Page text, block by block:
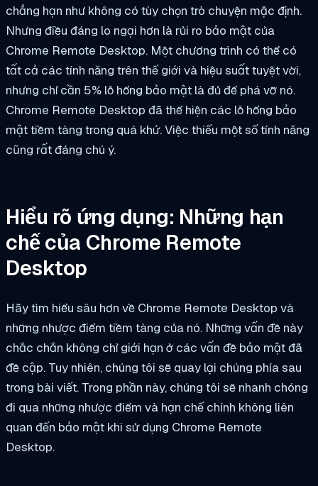
chẳng hạn như không có tùy chọn trò chuyện mặc định.
Nhưng điều đáng lo ngại hơn là rủi ro bảo mật của
Chrome Remote Desktop. Một chương trình có thể có
tất cả các tính năng trên thế giới và hiệu suất tuyệt vời,
nhưng chỉ cần 5% lỗ hổng bảo mật là đủ để phá vỡ nó.
Chrome Remote Desktop đã thể hiện các lỗ hổng bảo
mật tiềm tàng trong quá khứ. Việc thiếu một số tính năng
cũng rất đáng chú ý.
Hiểu rõ ứng dụng: Những hạn
chế của Chrome Remote
Desktop
Hãy tìm hiểu sâu hơn về Chrome Remote Desktop và
những nhược điểm tiềm tàng của nó. Những vấn đề này
chắc chắn không chỉ giới hạn ở các vấn đề bảo mật đã
đề cập. Tuy nhiên, chúng tôi sẽ quay lại chúng phía sau
trong bài viết. Trong phần này, chúng tôi sẽ nhanh chóng
đi qua những nhược điểm và hạn chế chính không liên
quan đến bảo mật khi sử dụng Chrome Remote
Desktop.